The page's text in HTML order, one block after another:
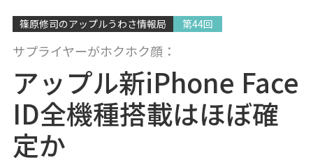
篠原修司のアップルうわさ情報局 第44回
サプライヤーがホクホク顔：
アップル新iPhone Face
ID全機種搭載はほぼ確
定か